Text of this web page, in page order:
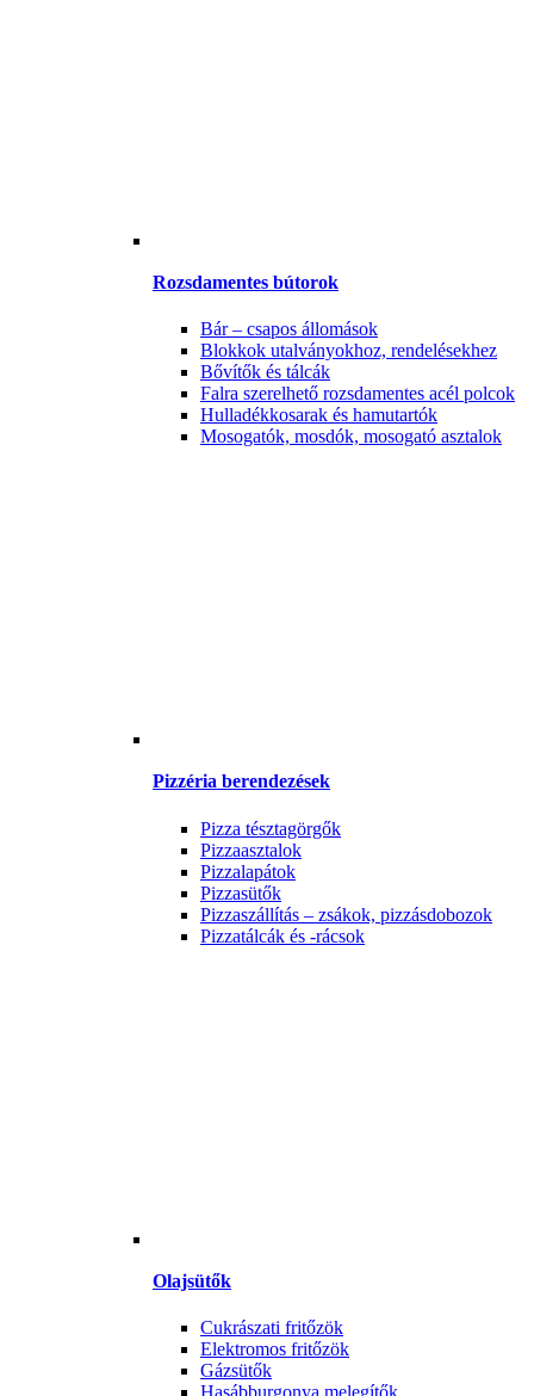
Rozsdamentes bútorok
Bár – csapos állomások
Blokkok utalványokhoz, rendelésekhez
Bővítők és tálcák
Falra szerelhető rozsdamentes acél polcok
Hulladékkosarak és hamutartók
Mosogatók, mosdók, mosogató asztalok
Pizzéria berendezések
Pizza tésztagörgők
Pizzaasztalok
Pizzalapátok
Pizzasütők
Pizzaszállítás – zsákok, pizzásdobozok
Pizzatálcák és -rácsok
Olajsütők
Cukrászati fritőzök
Elektromos fritőzök
Gázsütők